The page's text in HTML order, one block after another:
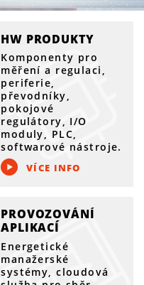
HW PRODUKTY
Komponenty pro
měření a regulaci,
periferie,
převodníky,
pokojové
regulátory, I/O
moduly, PLC,
softwarové nástroje.
VÍCE INFO
PROVOZOVÁNÍ
APLIKACÍ
Energetické
manažerské
systémy, cloudová